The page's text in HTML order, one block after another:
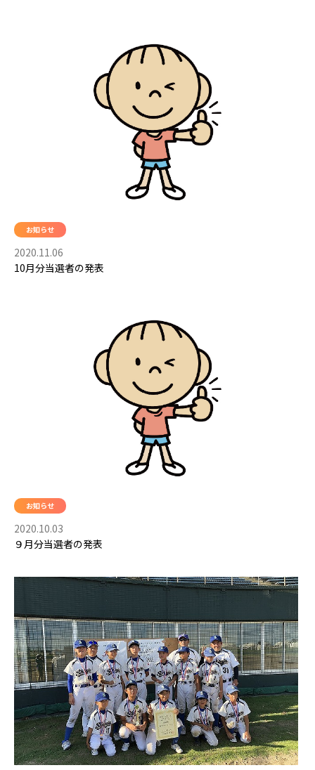
お知らせ
2020.11.06
10月分当選者の発表
お知らせ
2020.10.03
９月分当選者の発表